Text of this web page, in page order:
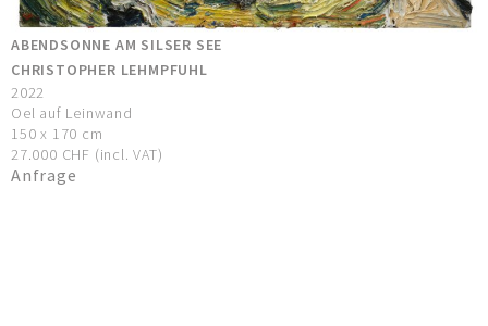
ABENDSONNE AM SILSER SEE
CHRISTOPHER LEHMPFUHL
2022
Oel auf Leinwand
150 x 170 cm
27.000 CHF (incl. VAT)
Anfrage